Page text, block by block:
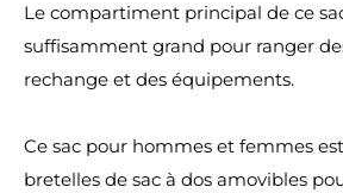
Le compartiment principal de ce
suffisamment grand pour ranger
rechange et des équipements.
Ce sac pour hommes et femmes
bretelles de sac à dos amovibles